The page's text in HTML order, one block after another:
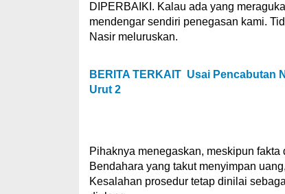
DIPERBAIKI. Kalau ada yang
mendengar sendiri penegasan kami.
Nasir meluruskan.
BERITA TERKAIT Usai Pencabutan
Urut 2
Pihaknya menegaskan, meskipun
Bendahara yang takut menyimpan
Kesalahan prosedur tetap dinilai